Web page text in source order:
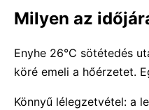
Milyen az
Enyhe 26°C sötétedés
köré emeli a hőérzetet.
Könnyű lélegzetvétel: a